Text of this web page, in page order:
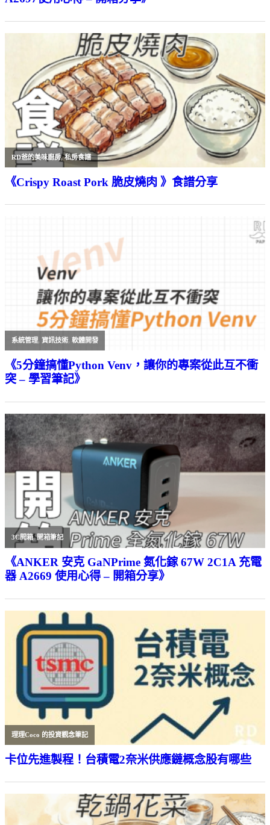
RD爸的美味廚房,私房食譜
《Crispy Roast Pork 脆皮燒肉 》食譜分享
系統管理,資訊技術,軟體開發
《5分鐘搞懂Python Venv，讓你的專案從此互不衝
突 – 學習筆記》
3C開箱,開箱筆記
《ANKER 安克 GaNPrime 氮化鎵 67W 2C1A 充電
器 A2669 使用心得 – 開箱分享》
理理Coco 的投資觀念筆記
卡位先進製程！台積電2奈米供應鏈概念股有哪些